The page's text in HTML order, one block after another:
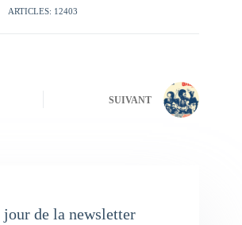
ARTICLES: 12403
SUIVANT
jour de la newsletter